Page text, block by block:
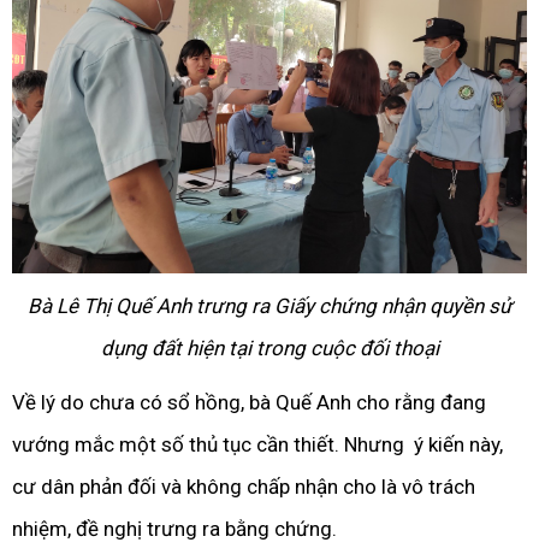
Bà Lê Thị Quế Anh trưng ra Giấy chứng nhận quyền sử
dụng đất hiện tại trong cuộc đối thoại
Về lý do chưa có sổ hồng, bà Quế Anh cho rằng đang
vướng mắc một số thủ tục cần thiết. Nhưng ý kiến này,
cư dân phản đối và không chấp nhận cho là vô trách
nhiệm, đề nghị trưng ra bằng chứng.